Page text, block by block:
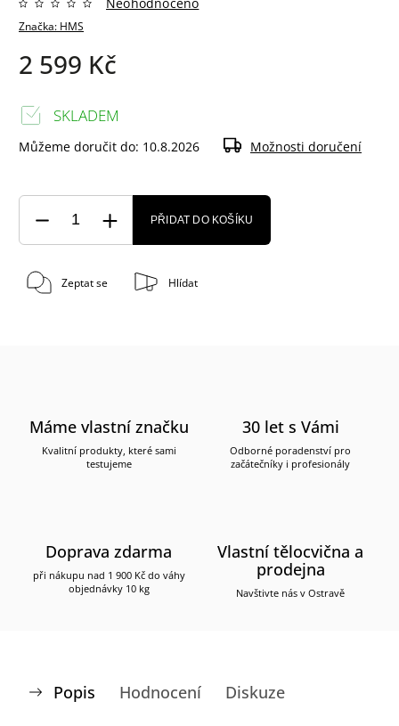
Značka: HMS
2 599 Kč
SKLADEM
Můžeme doručit do: 10.8.2026 Možnosti doručení
PŘIDAT DO KOŠÍKU
Zeptat se Hlídat
Máme vlastní značku
Kvalitní produkty, které sami
testujeme
30 let s Vámi
Odborné poradenství pro
začátečníky i profesionály
Doprava zdarma
při nákupu nad 1 900 Kč do váhy
objednávky 10 kg
Vlastní tělocvična a
prodejna
Navštivte nás v Ostravě
Popis Hodnocení Diskuze